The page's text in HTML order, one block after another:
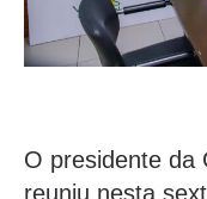
O presidente da
reuniu nesta